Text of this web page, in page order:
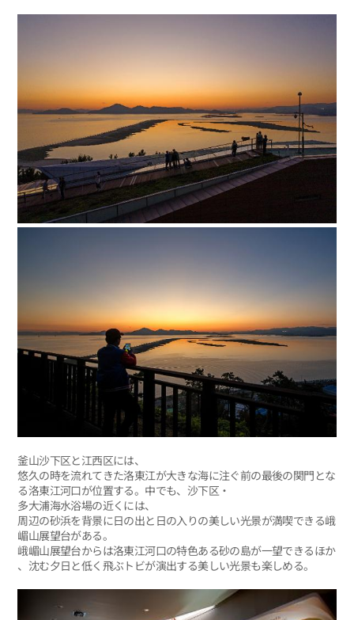
釜山沙下区と江西区には、
悠久の時を流れてきた洛東江が大きな海に注ぐ前の最後の関門とな
る洛東江河口が位置する。中でも、沙下区・
多大浦海水浴場の近くには、
周辺の砂浜を背景に日の出と日の入りの美しい光景が満喫できる峨
嵋山展望台がある。
峨嵋山展望台からは洛東江河口の特色ある砂の島が一望できるほか
、沈む夕日と低く飛ぶトビが演出する美しい光景も楽しめる。